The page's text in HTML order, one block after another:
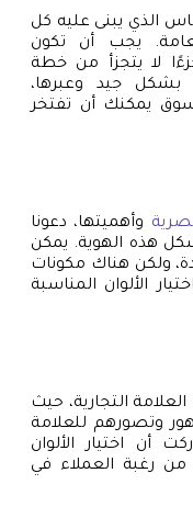
الذي يبنى عليه كل
يجب أن تكون
لا يتجزأ من خطة
بشكل جيد وعبرها،
يمكنك أن تفتخر
وأهميتها، دعونا
هذه الهوية. يمكن
ولكن هناك مكونات
الألوان المناسبة
التجارية، حيث
وتصورهم للعلامة
أن اختيار الألوان
من رغبة العملاء في